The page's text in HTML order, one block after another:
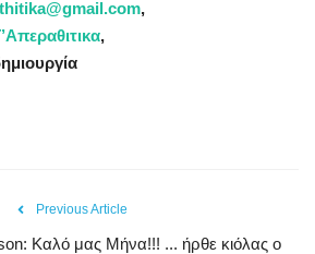
,
,
Previous Article
Kαλό μας Μήνα!!! ... ήρθε κιόλας ο